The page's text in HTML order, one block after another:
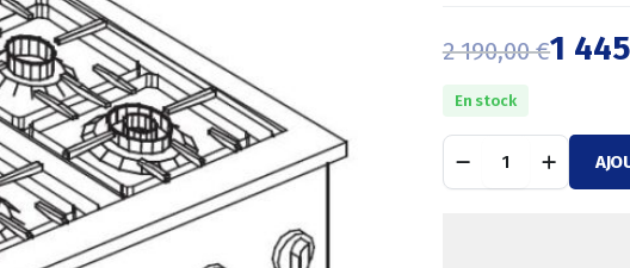
2 190,00€
Le
prix
initial
1
Le
prix
actuel
En stock
GAZ